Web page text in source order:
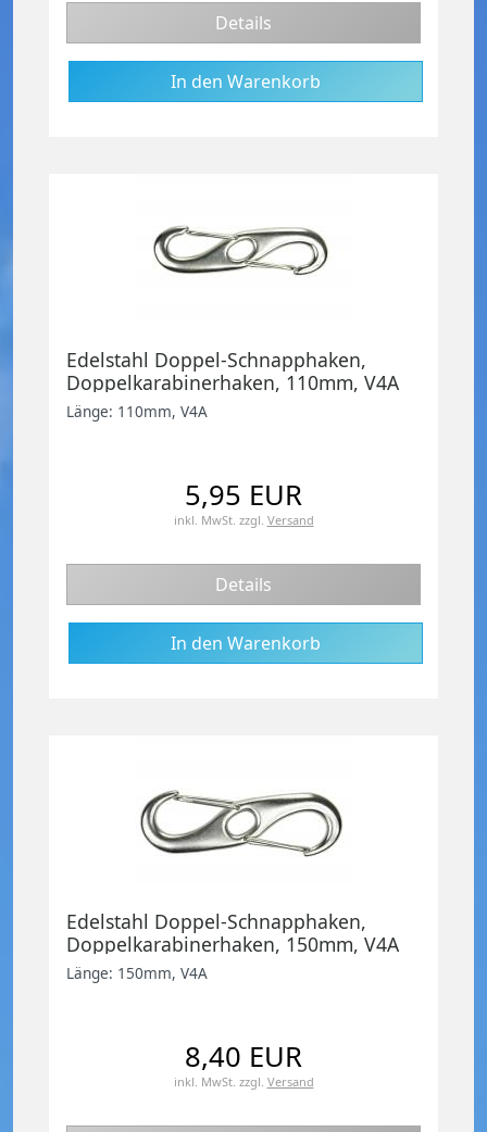
Details
Edelstahl Doppel-Schnapphaken,
Doppelkarabinerhaken, 110mm, V4A
Länge: 110mm, V4A
5,95 EUR
inkl. MwSt. zzgl. Versand
Details
Edelstahl Doppel-Schnapphaken,
Doppelkarabinerhaken, 150mm, V4A
Länge: 150mm, V4A
8,40 EUR
inkl. MwSt. zzgl. Versand